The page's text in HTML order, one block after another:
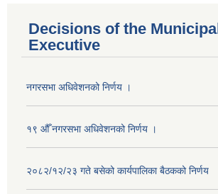
Decisions of the Municipal
Executive
नगरसभा अधिवेशनको निर्णय ।
१९ औँ नगरसभा अधिवेशनको निर्णय ।
२०८२/१२/२३ गते बसेको कार्यपालिका बैठकको निर्णय